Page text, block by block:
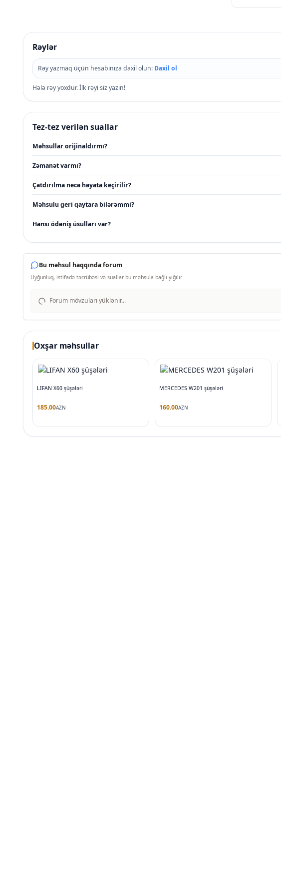
Rəylər
Rəy yazmaq üçün hesabınıza daxil olun: Daxil ol
Hələ rəy yoxdur. İlk rəyi siz yazın!
Tez-tez verilən suallar
Məhsullar orijinaldırmı?
Zəmanət varmı?
Çatdırılma necə həyata keçirilir?
Məhsulu geri qaytara bilərəmmi?
Hansı ödəniş üsulları var?
Bu məhsul haqqında forum
Uyğunluq, istifadə təcrübəsi və suallar bu məhsula bağlı yığılır.
Forum mövzuları yüklənir...
Oxşar məhsullar
LIFAN X60 şüşələri
185.00AZN
MERCEDES W201 şüşələri
160.00AZN